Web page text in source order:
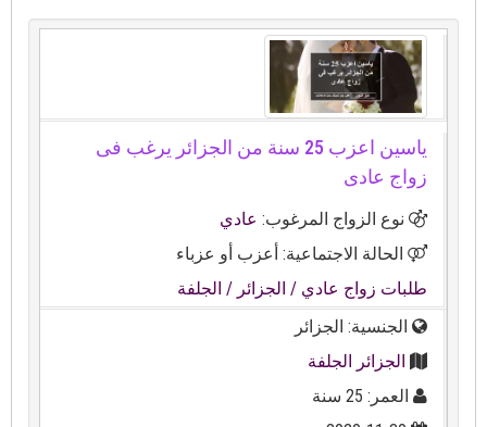
ياسين اعزب 25 سنة من الجزائر يرغب فى
زواج عادى
نوع الزواج المرغوب:عادي
الحالة الاجتماعية: أعزب أو عزباء
طلبات زواج عادي/ الجزائر / الجلفة
الجنسية: الجزائر
الجزائر الجلفة
العمر: 25 سنة